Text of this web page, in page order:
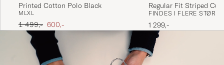
Printed Cotton Polo Black
M LXL
Ordinary pris
1 499,- Nedsat pris
600,-
Regular Fit Striped Cut
Blue/White
FINDES I FLERE
1 299,-